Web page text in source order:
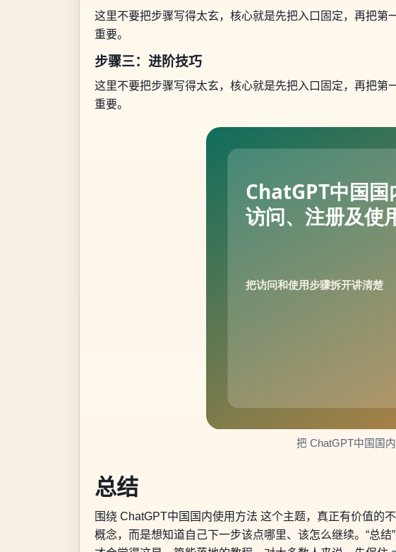
这里不要把步骤写得太玄，核心就是先把入口固定，再把
重要。
步骤三：进阶技巧
这里不要把步骤写得太玄，核心就是先把入口固定，再把
重要。
把 ChatGPT中国国
总结
围绕 ChatGPT中国国内使用方法 这个主题，真正有价值的
概念，而是想知道自己下一步该点哪里、该怎么继续。“总